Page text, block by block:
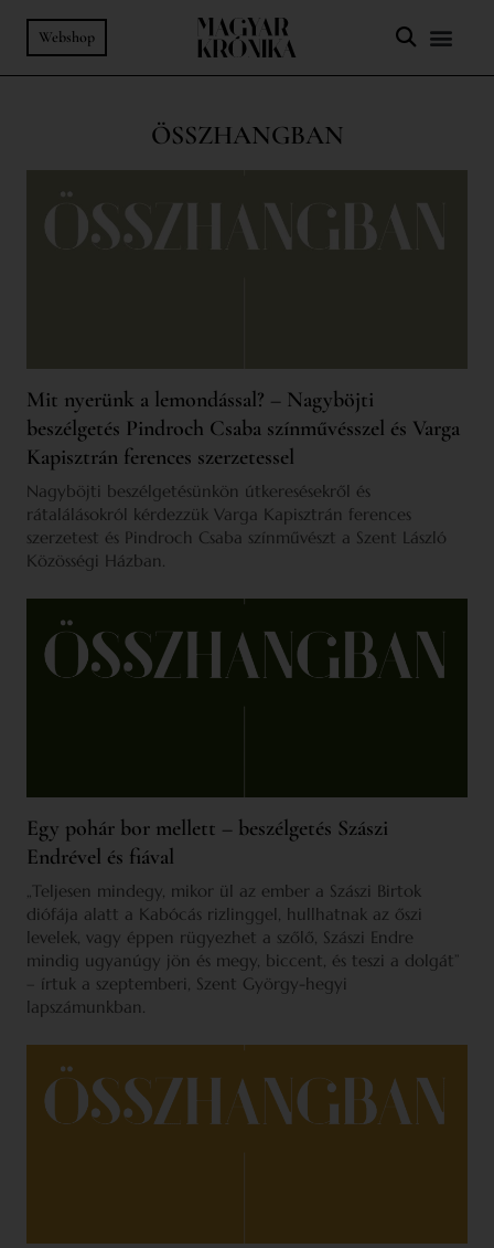
Webshop
ÖSSZHANGBAN
Mit nyerünk a lemondással? – Nagyböjti
beszélgetés Pindroch Csaba színművésszel és Varga
Kapisztrán ferences szerzetessel
Nagyböjti beszélgetésünkön útkeresésekről és
rátalálásokról kérdezzük Varga Kapisztrán ferences
szerzetest és Pindroch Csaba színművészt a Szent László
Közösségi Házban.
Egy pohár bor mellett – beszélgetés Szászi
Endrével és fiával
„Teljesen mindegy, mikor ül az ember a Szászi Birtok
diófája alatt a Kabócás rizlinggel, hullhatnak az őszi
levelek, vagy éppen rügyezhet a szőlő, Szászi Endre
mindig ugyanúgy jön és megy, biccent, és teszi a dolgát”
– írtuk a szeptemberi, Szent György-hegyi
lapszámunkban.